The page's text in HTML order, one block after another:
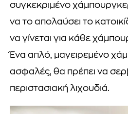
συγκεκριμένο χάμπουργκερ
να το απολαύσει το
να γίνεται για κάθε
Ένα απλό, μαγειρεμένο
ασφαλές, θα πρέπει να
περιστασιακή λιχουδιά.